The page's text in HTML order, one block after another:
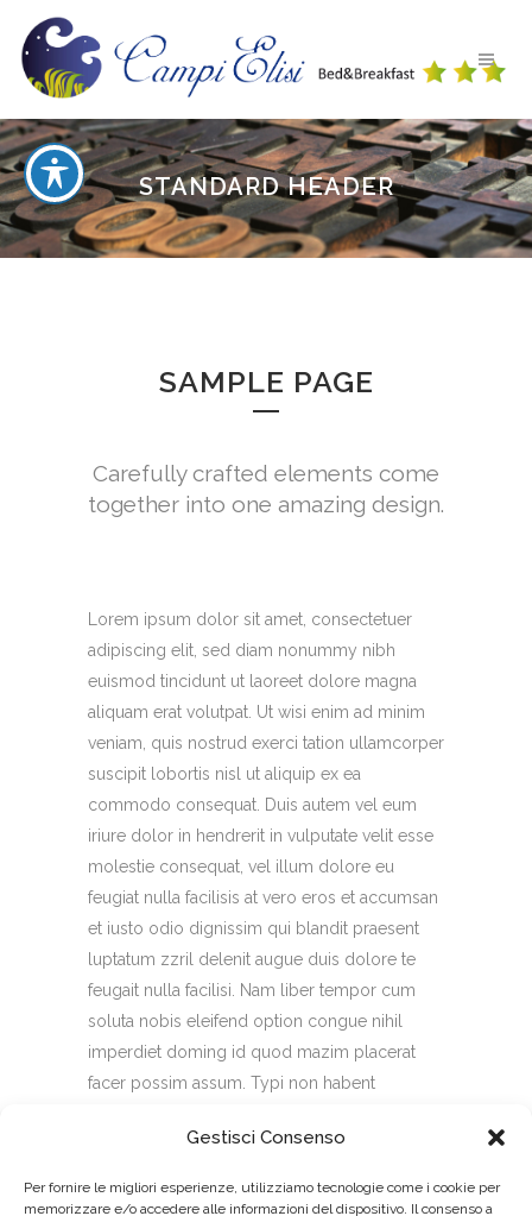
Gestisci Consenso
Per fornire le migliori esperienze, utilizziamo tecnologie come i cookie per
memorizzare e/o accedere alle informazioni del dispositivo. Il consenso a
STANDARD HEADER
SAMPLE PAGE
Carefully crafted elements come
together into one amazing design.
Lorem ipsum dolor sit amet, consectetuer
adipiscing elit, sed diam nonummy nibh
euismod tincidunt ut laoreet dolore magna
aliquam erat volutpat. Ut wisi enim ad minim
veniam, quis nostrud exerci tation ullamcorper
suscipit lobortis nisl ut aliquip ex ea
commodo consequat. Duis autem vel eum
iriure dolor in hendrerit in vulputate velit esse
molestie consequat, vel illum dolore eu
feugiat nulla facilisis at vero eros et accumsan
et iusto odio dignissim qui blandit praesent
luptatum zzril delenit augue duis dolore te
feugait nulla facilisi. Nam liber tempor cum
soluta nobis eleifend option congue nihil
imperdiet doming id quod mazim placerat
facer possim assum. Typi non habent
facit eorum claritatem.
Typi non habent